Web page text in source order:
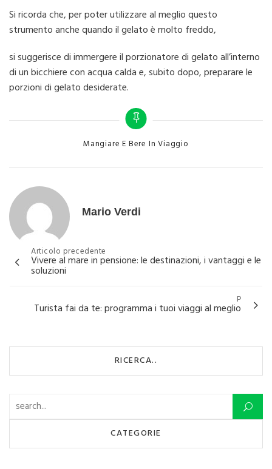
Si ricorda che, per poter utilizzare al meglio questo
strumento anche quando il gelato è molto freddo,
si suggerisce di immergere il porzionatore di gelato all’interno
di un bicchiere con acqua calda e, subito dopo, preparare le
porzioni di gelato desiderate.
Categories
Mangiare E Bere In Viaggio
Mario Verdi
Navigazione
articoli
Articolo precedente
Vivere al mare in pensione: le destinazioni, i vantaggi e le
soluzioni
P
Turista fai da te: programma i tuoi viaggi al meglio
RICERCA..
Ricerca per:
CATEGORIE